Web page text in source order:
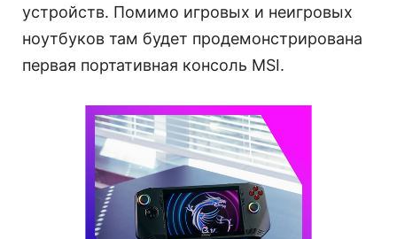
устройств. Помимо игровых и неигровых
ноутбуков там будет продемонстрирована
первая портативная консоль MSI.